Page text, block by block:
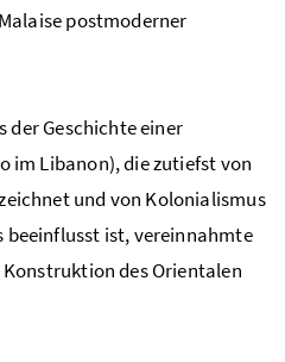
postmoderner
der Geschichte einer
im Libanon), die zutiefst von
und von Kolonialismus
beeinflusst ist, vereinnahmte
des Orientalen